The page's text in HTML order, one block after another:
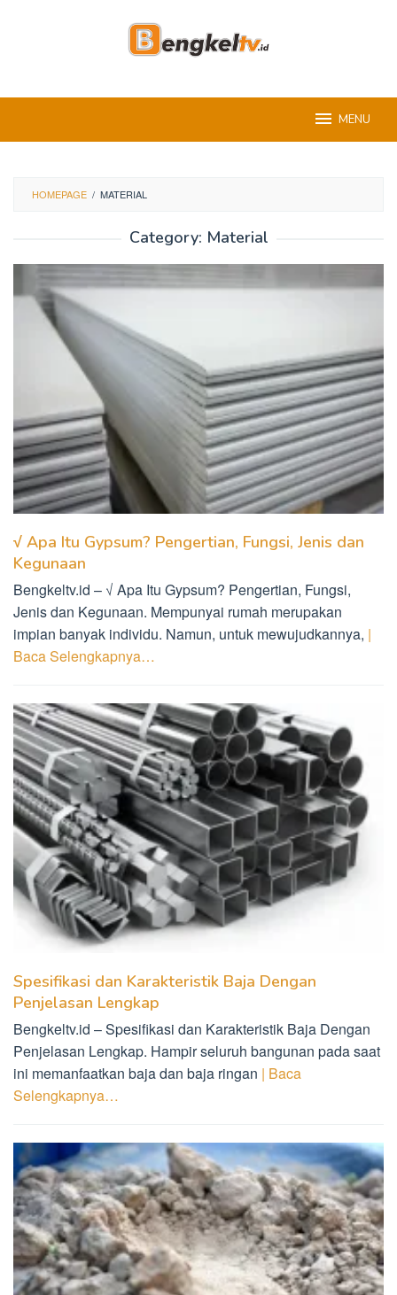
MENU
HOMEPAGE / MATERIAL
Category: Material
√ Apa Itu Gypsum? Pengertian, Fungsi, Jenis dan
Kegunaan
Bengkeltv.id – √ Apa Itu Gypsum? Pengertian, Fungsi,
Jenis dan Kegunaan. Mempunyai rumah merupakan
impian banyak individu. Namun, untuk mewujudkannya, |
Baca Selengkapnya…
Spesifikasi dan Karakteristik Baja Dengan
Penjelasan Lengkap
Bengkeltv.id – Spesifikasi dan Karakteristik Baja Dengan
Penjelasan Lengkap. Hampir seluruh bangunan pada saat
ini memanfaatkan baja dan baja ringan | Baca
Selengkapnya…